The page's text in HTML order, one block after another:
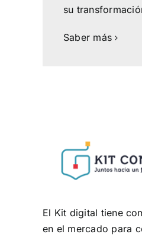
su
Saber más
El Kit digital tiene
en el mercado para